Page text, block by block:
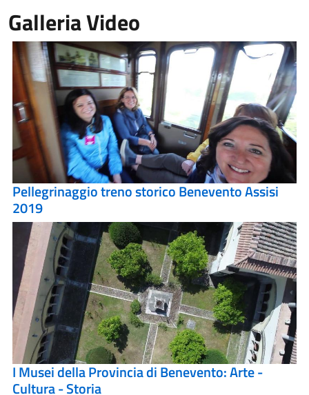
Galleria Video
Pellegrinaggio treno storico Benevento Assisi
2019
I Musei della Provincia di Benevento: Arte -
Cultura - Storia